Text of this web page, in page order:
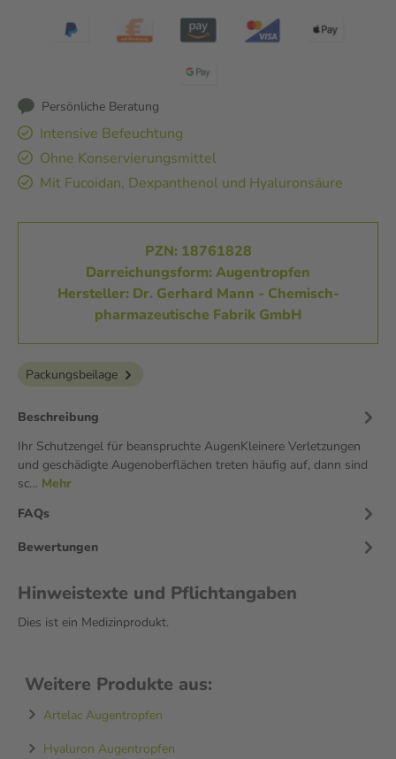
Persönliche Beratung
Intensive Befeuchtung
Ohne Konservierungsmittel
Mit Fucoidan, Dexpanthenol und Hyaluronsäure
PZN: 18761828
Darreichungsform: Augentropfen
Hersteller: Dr. Gerhard Mann - Chemisch-
pharmazeutische Fabrik GmbH
Packungsbeilage
Beschreibung
Ihr Schutzengel für beanspruchte AugenKleinere Verletzungen
und geschädigte Augenoberflächen treten häufig auf, dann sind
sc… Mehr
FAQs
Bewertungen
Hinweistexte und Pflichtangaben
Dies ist ein Medizinprodukt.
Weitere Produkte aus:
Artelac Augentropfen
Hyaluron Augentropfen